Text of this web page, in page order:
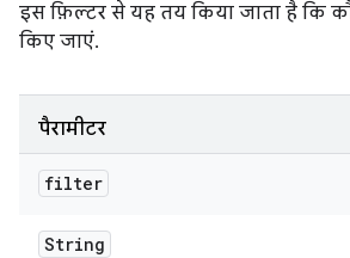
इस फ़िल्टर से यह तय किया जाता है कि
किए जाएं.
पैरामीटर
filter
String